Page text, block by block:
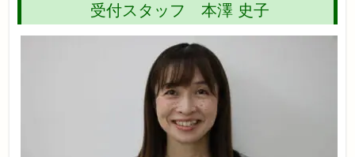
受付スタッフ 本澤 史子